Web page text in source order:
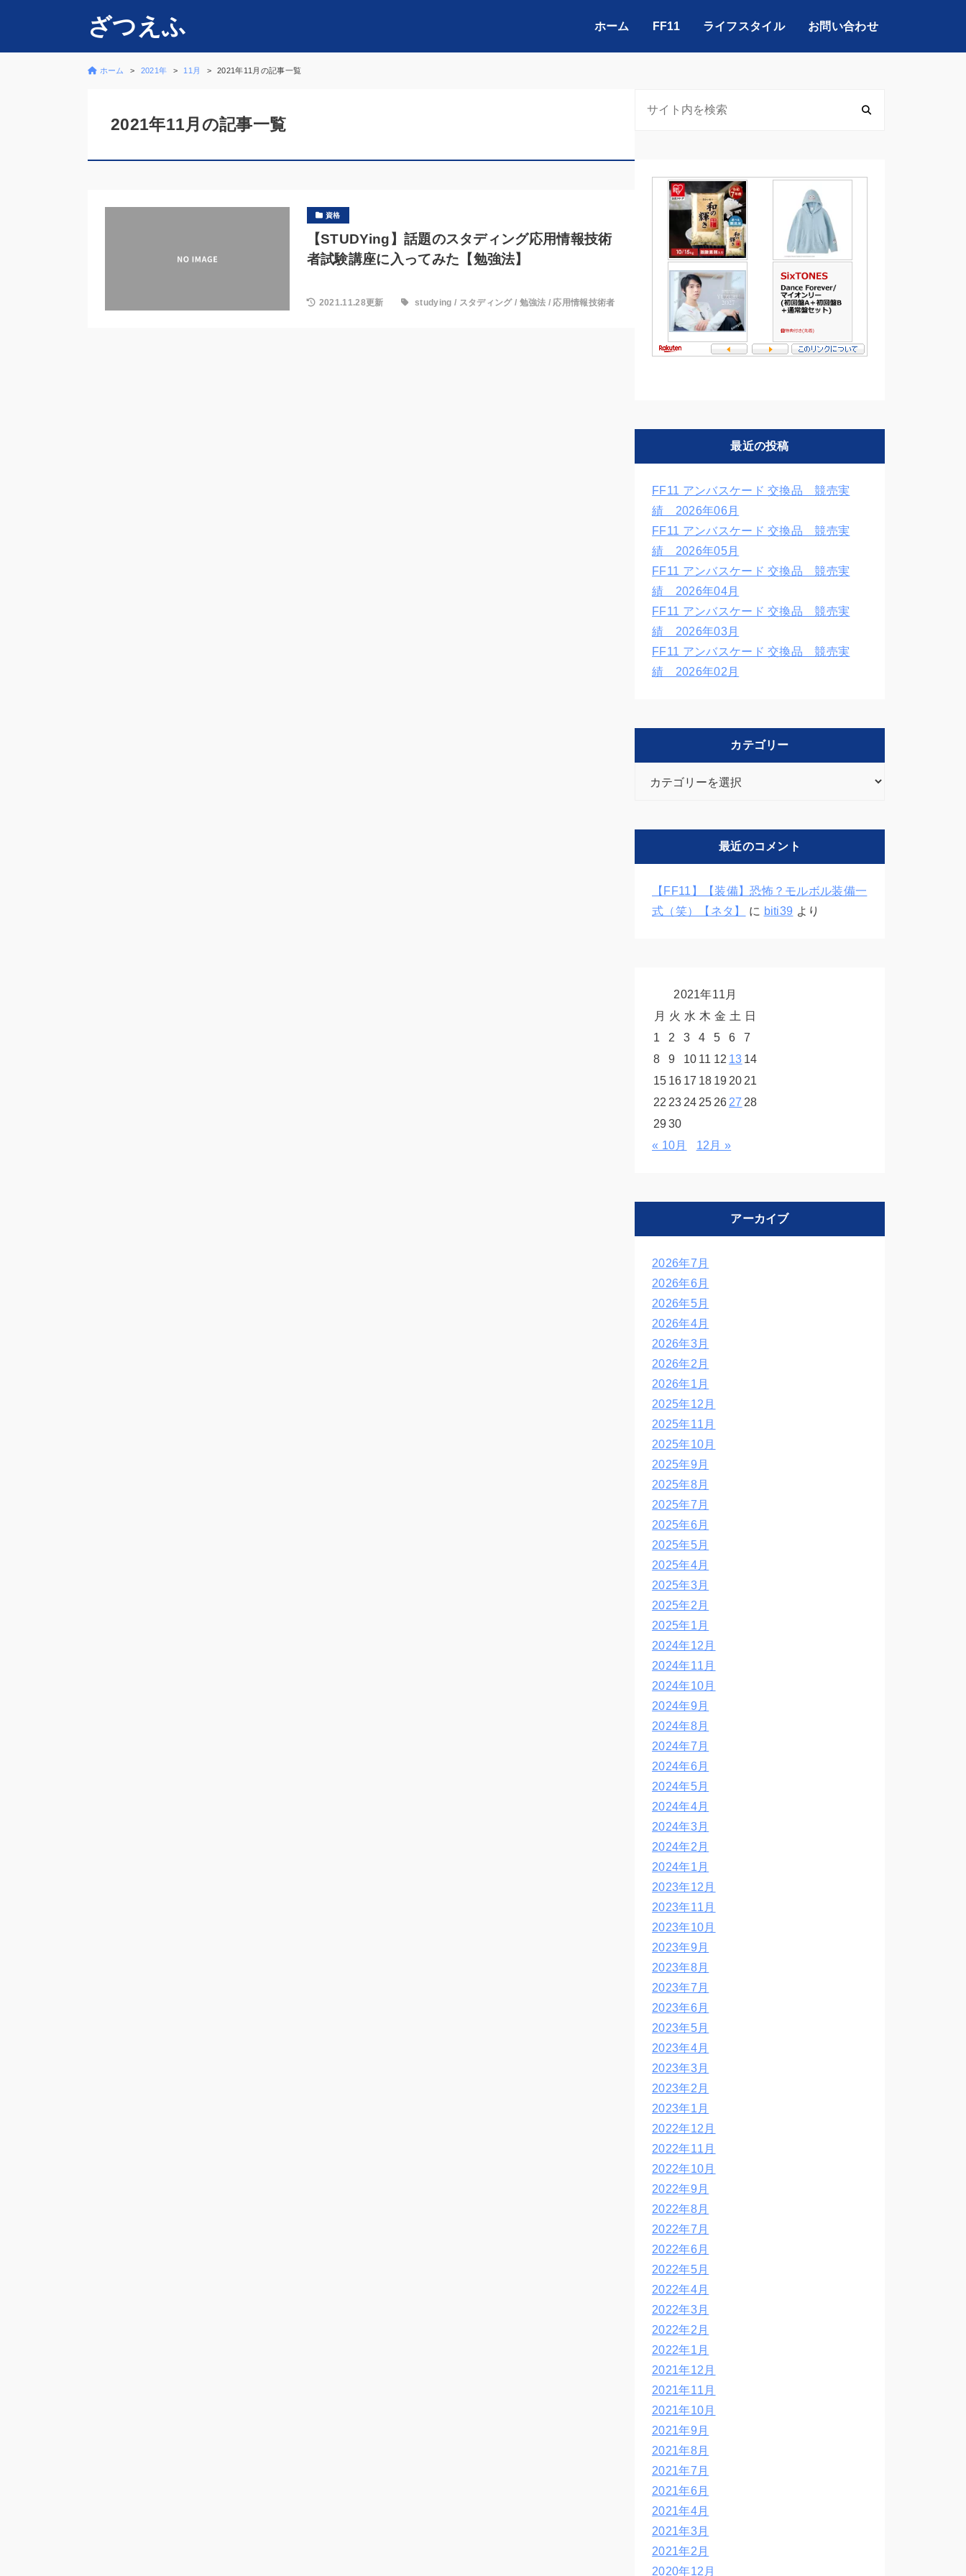
ざつえふ ホーム FF11 ライフスタイル お問い合わせ
ホーム 2021年 11月 2021年11月の記事一覧
2021年11月の記事一覧
資格
【STUDYing】話題のスタディング応用情報技術
者試験講座に入ってみた【勉強法】
2021.11.28更新 studying / スタディング/ 勉強法 / 応用情報技術者
最近の投稿
FF11 アンバスケード 交換品 競売実
績 2026年06月
FF11 アンバスケード 交換品 競売実
績 2026年05月
FF11 アンバスケード 交換品 競売実
績 2026年04月
FF11 アンバスケード 交換品 競売実
績 2026年03月
FF11 アンバスケード 交換品 競売実
績 2026年02月
カテゴリー
リ
最近のコメント
【FF11】【装備】恐怖？モルボル装備一
式（笑）【ネタ】
に biti39 より
2021年11月
月 火 水 木 金 土 日
1
2 3 4 5 6
7
8
9 10 11 12 13 14
15 16 17 18 19 20 21
22 23 24 25 26 27 28
2930
« 10月
12月 »
アーカイブ
2026年7月
2026年6月
2026年5月
2026年4月
2026年3月
2026年2月
2026年1月
2025年12月
2025年11月
2025年10月
2025年9月
2025年8月
2025年7月
2025年6月
2025年5月
2025年4月
2025年3月
2025年2月
2025年1月
2024年12月
2024年11月
2024年10月
2024年9月
2024年8月
2024年7月
2024年6月
2024年5月
2024年4月
2024年3月
2024年2月
2024年1月
2023年12月
2023年11月
2023年10月
2023年9月
2023年8月
2023年7月
2023年6月
2023年5月
2023年4月
2023年3月
2023年2月
2023年1月
2022年12月
2022年11月
2022年10月
2022年9月
2022年8月
2022年7月
2022年6月
2022年5月
2022年4月
2022年3月
2022年2月
2022年1月
2021年12月
2021年11月
2021年10月
2021年9月
2021年8月
2021年7月
2021年6月
2021年4月
2021年3月
2021年2月
2020年12月